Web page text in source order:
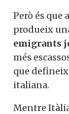
Però és que
produeix
emigrants
més
que
italiana.
Mentre